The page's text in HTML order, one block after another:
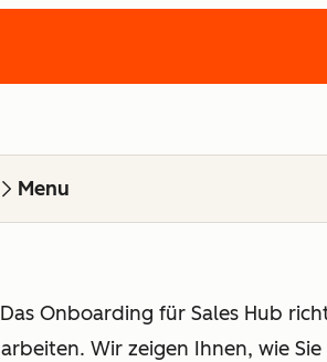
Menu
Das Onboarding für Sales Hub
arbeiten. Wir zeigen Ihnen, wie